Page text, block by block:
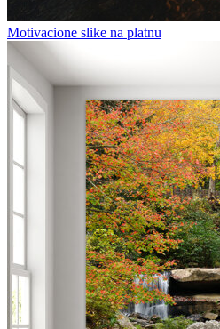
Motivacione slike na platnu